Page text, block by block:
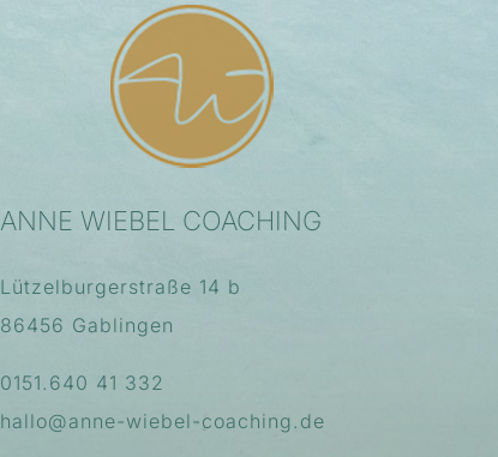
ANNE WIEBEL COACHING
Lützelburgerstraße 14 b
86456 Gablingen
0151.640 41 332
hallo@anne-wiebel-coaching.de